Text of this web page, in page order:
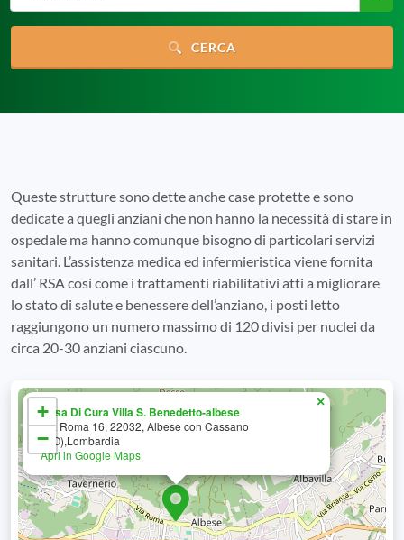
CERCA
Queste strutture sono dette anche case protette e sono
dedicate a quegli anziani che non hanno la necessità di stare in
ospedale ma hanno comunque bisogno di particolari servizi
sanitari. L’assistenza medica ed infermieristica viene fornita
dall’ RSA così come i trattamenti riabilitativi atti a migliorare
lo stato di salute e benessere dell’anziano, i posti letto
raggiungono un numero massimo di 120 divisi per nuclei da
circa 20-30 anziani ciascuno.
Casa Di Cura Villa S. Benedetto-albese
Via Roma 16, 22032, Albese con Cassano
(CO),Lombardia
Apri in Google Maps
×
+
−